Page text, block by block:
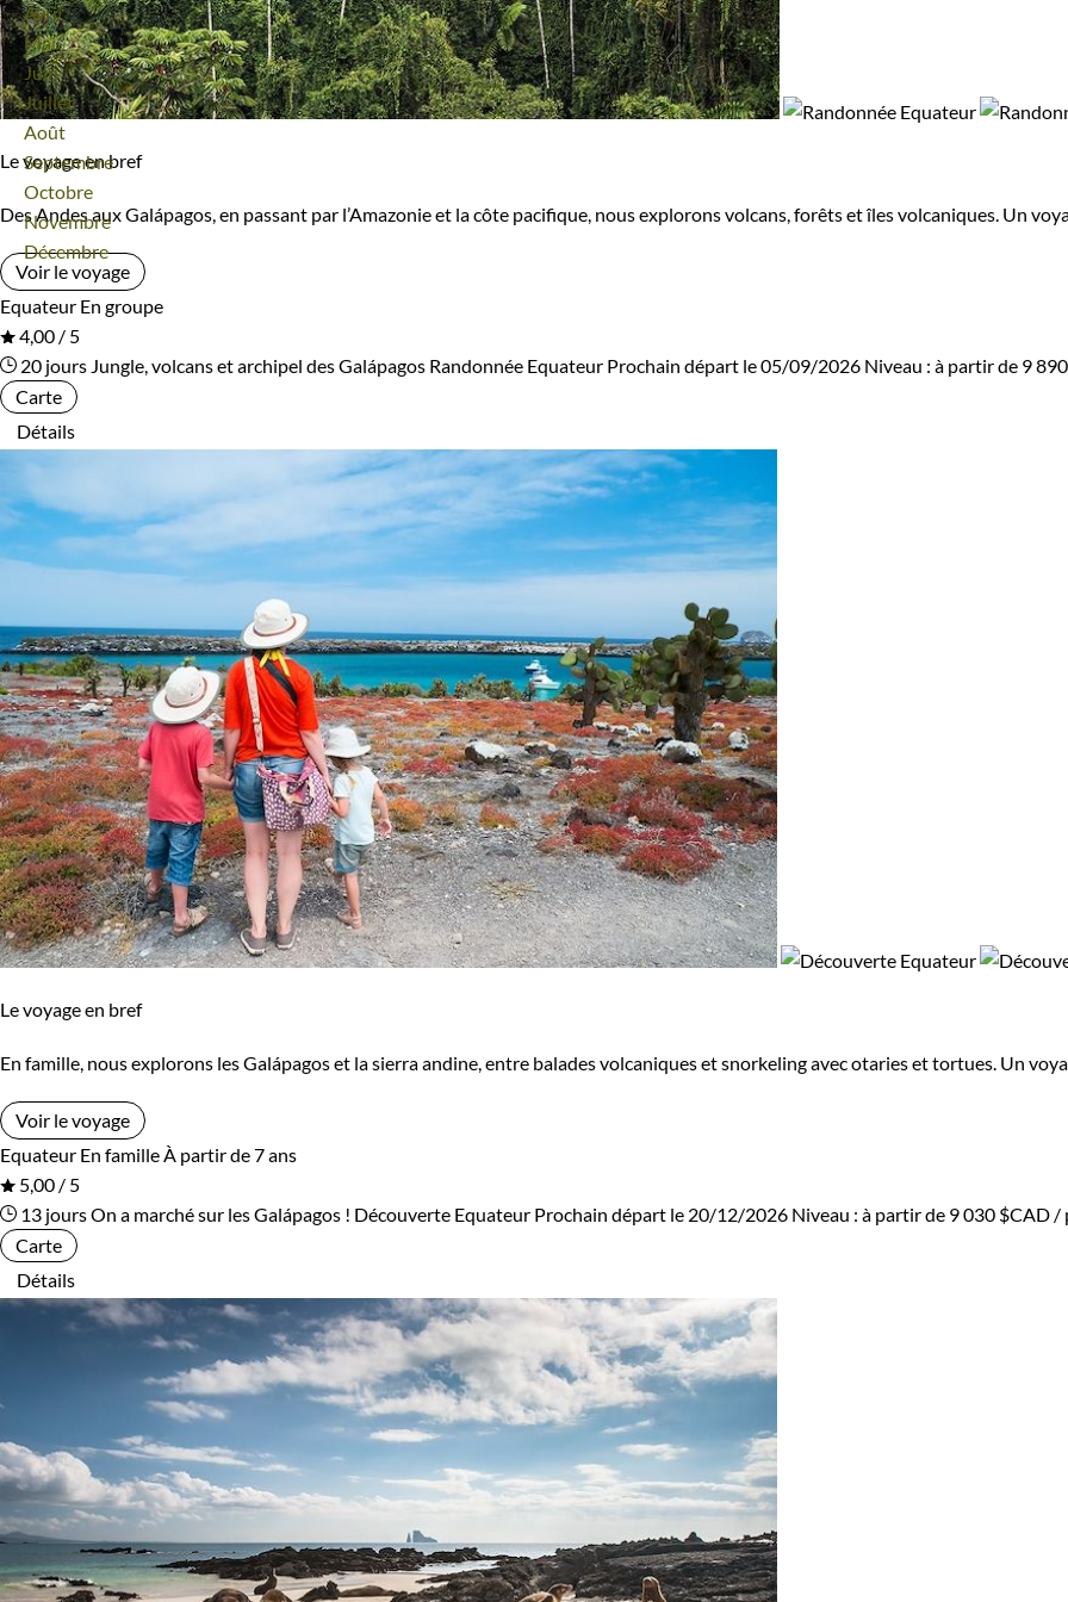
Avril
Mai
Juin
Juillet
Août
Septembre
Octobre
Novembre
Décembre
Le voyage en bref
Des Andes aux Galápagos, en passant par l’Amazonie et la côte pacifique, nous explorons volcans, forêts et îles volcaniques. Un
Voir le voyage
Equateur En groupe
4,00 / 5
20 jours Jungle, volcans et archipel des Galápagos Randonnée Equateur Prochain départ le 05/09/2026 Niveau : à partir de 9
Carte
Détails
Le voyage en bref
En famille, nous explorons les Galápagos et la sierra andine, entre balades volcaniques et snorkeling avec otaries et tortues. Un
Voir le voyage
Equateur En familleÀ partir de 7 ans
5,00 / 5
13 joursOn a marché sur les Galápagos ! Découverte Equateur Prochain départ le 20/12/2026 Niveau : à partir de 9 030 $CAD /
Carte
Détails